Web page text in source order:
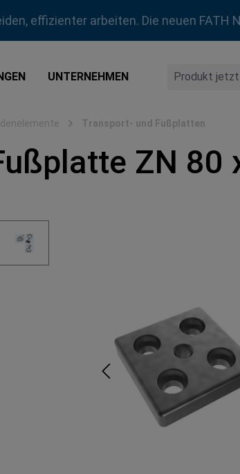
effizienter arbeiten. Die neuen FATH
UNTERNEHMEN
Transport- und Fußplatten
ZN 80